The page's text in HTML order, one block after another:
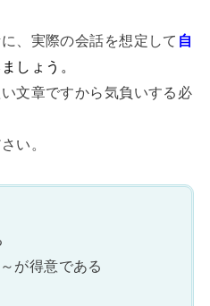
、実際の会話を想定して 自
しょう。
文章ですから気負いする必
い。
が得意である